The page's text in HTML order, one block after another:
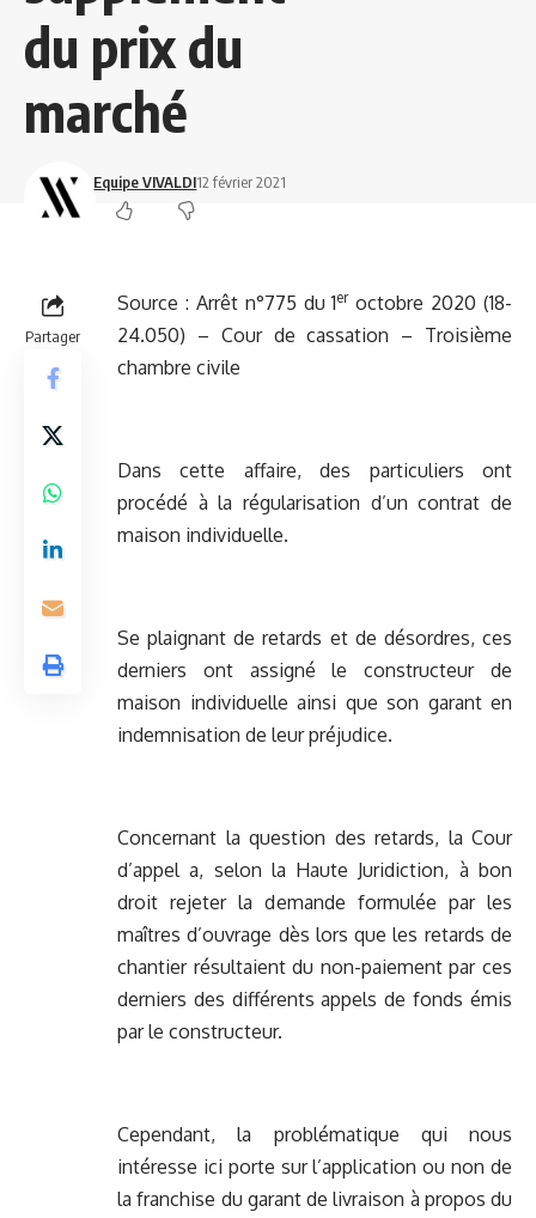
du prix du
marché
Equipe VIVALDI12 février 2021
Partager
Source : Arrêt n°775 du 1eroctobre 2020 (18-
24.050) – Cour de cassation – Troisième
chambre civile
Dans cette affaire, des particuliers ont
procédé à la régularisation d’un contrat de
maison individuelle.
Se plaignant de retards et de désordres, ces
derniers ont assigné le constructeur de
maison individuelle ainsi que son garant en
indemnisation de leur préjudice.
Concernant la question des retards, la Cour
d’appel a, selon la Haute Juridiction, à bon
droit rejeter la demande formulée par les
maîtres d’ouvrage dès lors que les retards de
chantier résultaient du non-paiement par ces
derniers des différents appels de fonds émis
par le constructeur.
Cependant, la problématique qui nous
intéresse ici porte sur l’application ou non de
la franchise du garant de livraison à propos du